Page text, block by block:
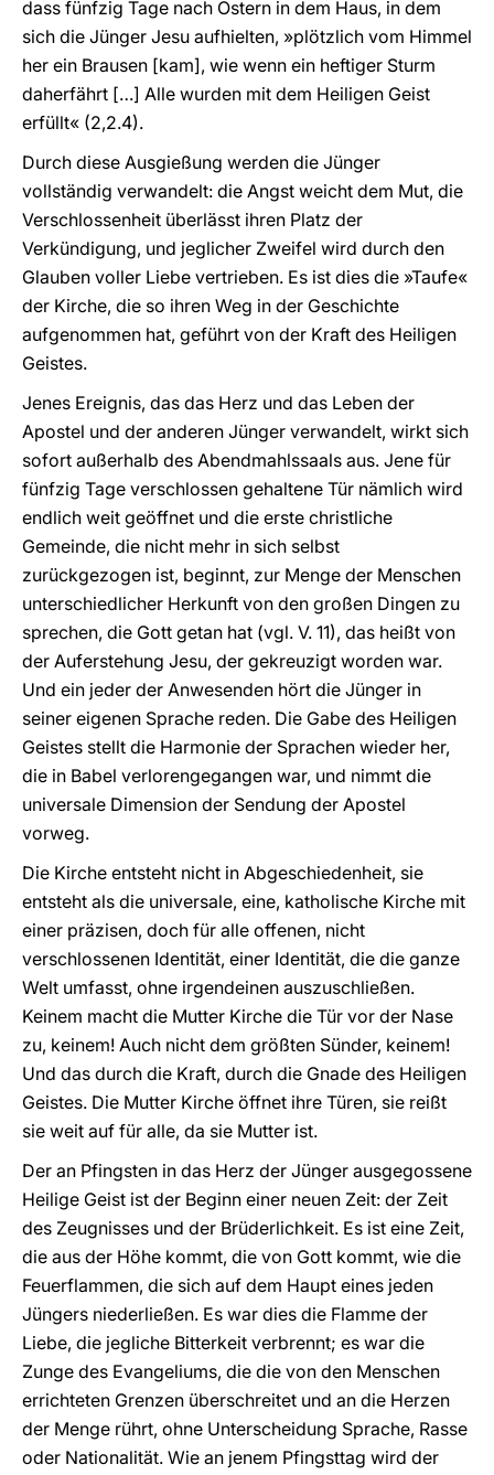
dass fünfzig Tage nach Ostern in dem Haus, in dem
sich die Jünger Jesu aufhielten, »plötzlich vom Himmel
her ein Brausen [kam], wie wenn ein heftiger Sturm
daherfährt […] Alle wurden mit dem Heiligen Geist
erfüllt« (2,2.4).
Durch diese Ausgießung werden die Jünger
vollständig verwandelt: die Angst weicht dem Mut, die
Verschlossenheit überlässt ihren Platz der
Verkündigung, und jeglicher Zweifel wird durch den
Glauben voller Liebe vertrieben. Es ist dies die »Taufe«
der Kirche, die so ihren Weg in der Geschichte
aufgenommen hat, geführt von der Kraft des Heiligen
Geistes.
Jenes Ereignis, das das Herz und das Leben der
Apostel und der anderen Jünger verwandelt, wirkt sich
sofort außerhalb des Abendmahlssaals aus. Jene für
fünfzig Tage verschlossen gehaltene Tür nämlich wird
endlich weit geöffnet und die erste christliche
Gemeinde, die nicht mehr in sich selbst
zurückgezogen ist, beginnt, zur Menge der Menschen
unterschiedlicher Herkunft von den großen Dingen zu
sprechen, die Gott getan hat (vgl. V. 11), das heißt von
der Auferstehung Jesu, der gekreuzigt worden war.
Und ein jeder der Anwesenden hört die Jünger in
seiner eigenen Sprache reden. Die Gabe des Heiligen
Geistes stellt die Harmonie der Sprachen wieder her,
die in Babel verlorengegangen war, und nimmt die
universale Dimension der Sendung der Apostel
vorweg.
Die Kirche entsteht nicht in Abgeschiedenheit, sie
entsteht als die universale, eine, katholische Kirche mit
einer präzisen, doch für alle offenen, nicht
verschlossenen Identität, einer Identität, die die ganze
Welt umfasst, ohne irgendeinen auszuschließen.
Keinem macht die Mutter Kirche die Tür vor der Nase
zu, keinem! Auch nicht dem größten Sünder, keinem!
Und das durch die Kraft, durch die Gnade des Heiligen
Geistes. Die Mutter Kirche öffnet ihre Türen, sie reißt
sie weit auf für alle, da sie Mutter ist.
Der an Pfingsten in das Herz der Jünger ausgegossene
Heilige Geist ist der Beginn einer neuen Zeit: der Zeit
des Zeugnisses und der Brüderlichkeit. Es ist eine Zeit,
die aus der Höhe kommt, die von Gott kommt, wie die
Feuerflammen, die sich auf dem Haupt eines jeden
Jüngers niederließen. Es war dies die Flamme der
Liebe, die jegliche Bitterkeit verbrennt; es war die
Zunge des Evangeliums, die die von den Menschen
errichteten Grenzen überschreitet und an die Herzen
der Menge rührt, ohne Unterscheidung Sprache, Rasse
oder Nationalität. Wie an jenem Pfingsttag wird der